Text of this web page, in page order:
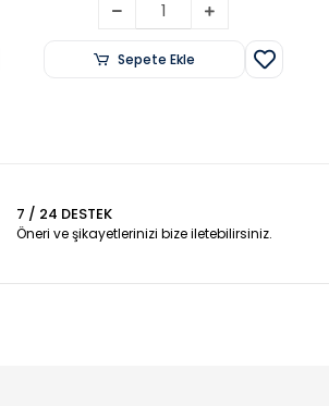
Sepete Ekle
7 / 24 DESTEK
Öneri ve şikayetlerinizi bize iletebilirsiniz.